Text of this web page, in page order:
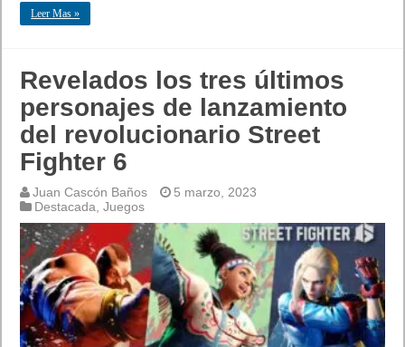
Leer Mas »
Revelados los tres últimos
personajes de lanzamiento
del revolucionario Street
Fighter 6
Juan Cascón Baños
5 marzo, 2023
Destacada ,Juegos